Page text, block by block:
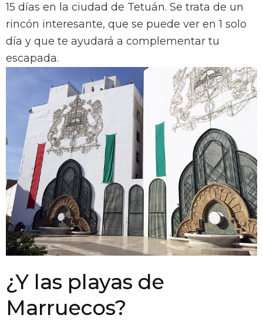
15 días en la ciudad de Tetuán. Se trata de un
rincón interesante, que se puede ver en 1 solo
día y que te ayudará a complementar tu
escapada.
¿Y las playas de
Marruecos?